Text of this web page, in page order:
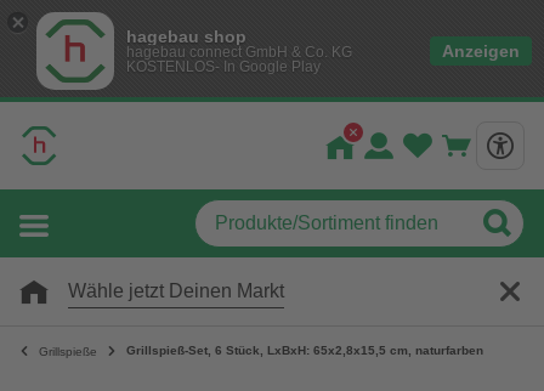
hagebau shop
hagebau connect GmbH & Co. KG
KOSTENLOS- In Google Play
Anzeigen
Wähle jetzt Deinen Markt
Grillspieße Grillspieß-Set, 6 Stück, LxBxH: 65x2,8x15,5 cm, naturfarben